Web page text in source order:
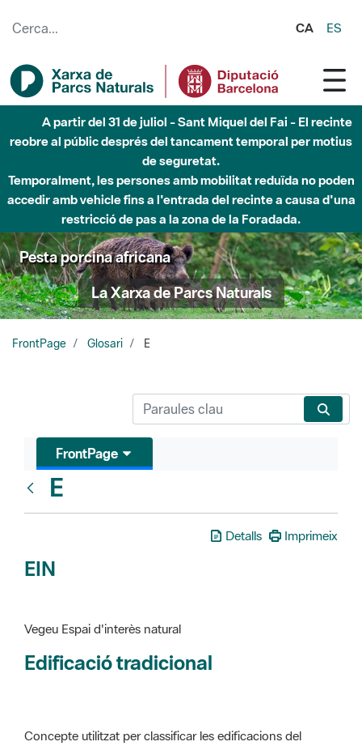
CA ES
A partir del 31 de juliol - Sant Miquel del Fai - El recinte
reobre al públic després del tancament temporal per motius
de seguretat.
Temporalment, les persones amb mobilitat reduïda no poden
accedir amb vehicle fins a l'entrada del recinte a causa d'una
restricció de pas a la zona de la Foradada.
Pesta porcina africana
La Xarxa de Parcs Naturals
FrontPage Glosari E
FrontPage
E
Detalls Imprimeix
EIN
Vegeu Espai d'interès natural
Edificació tradicional
Concepte utilitzat per classificar les edificacions del